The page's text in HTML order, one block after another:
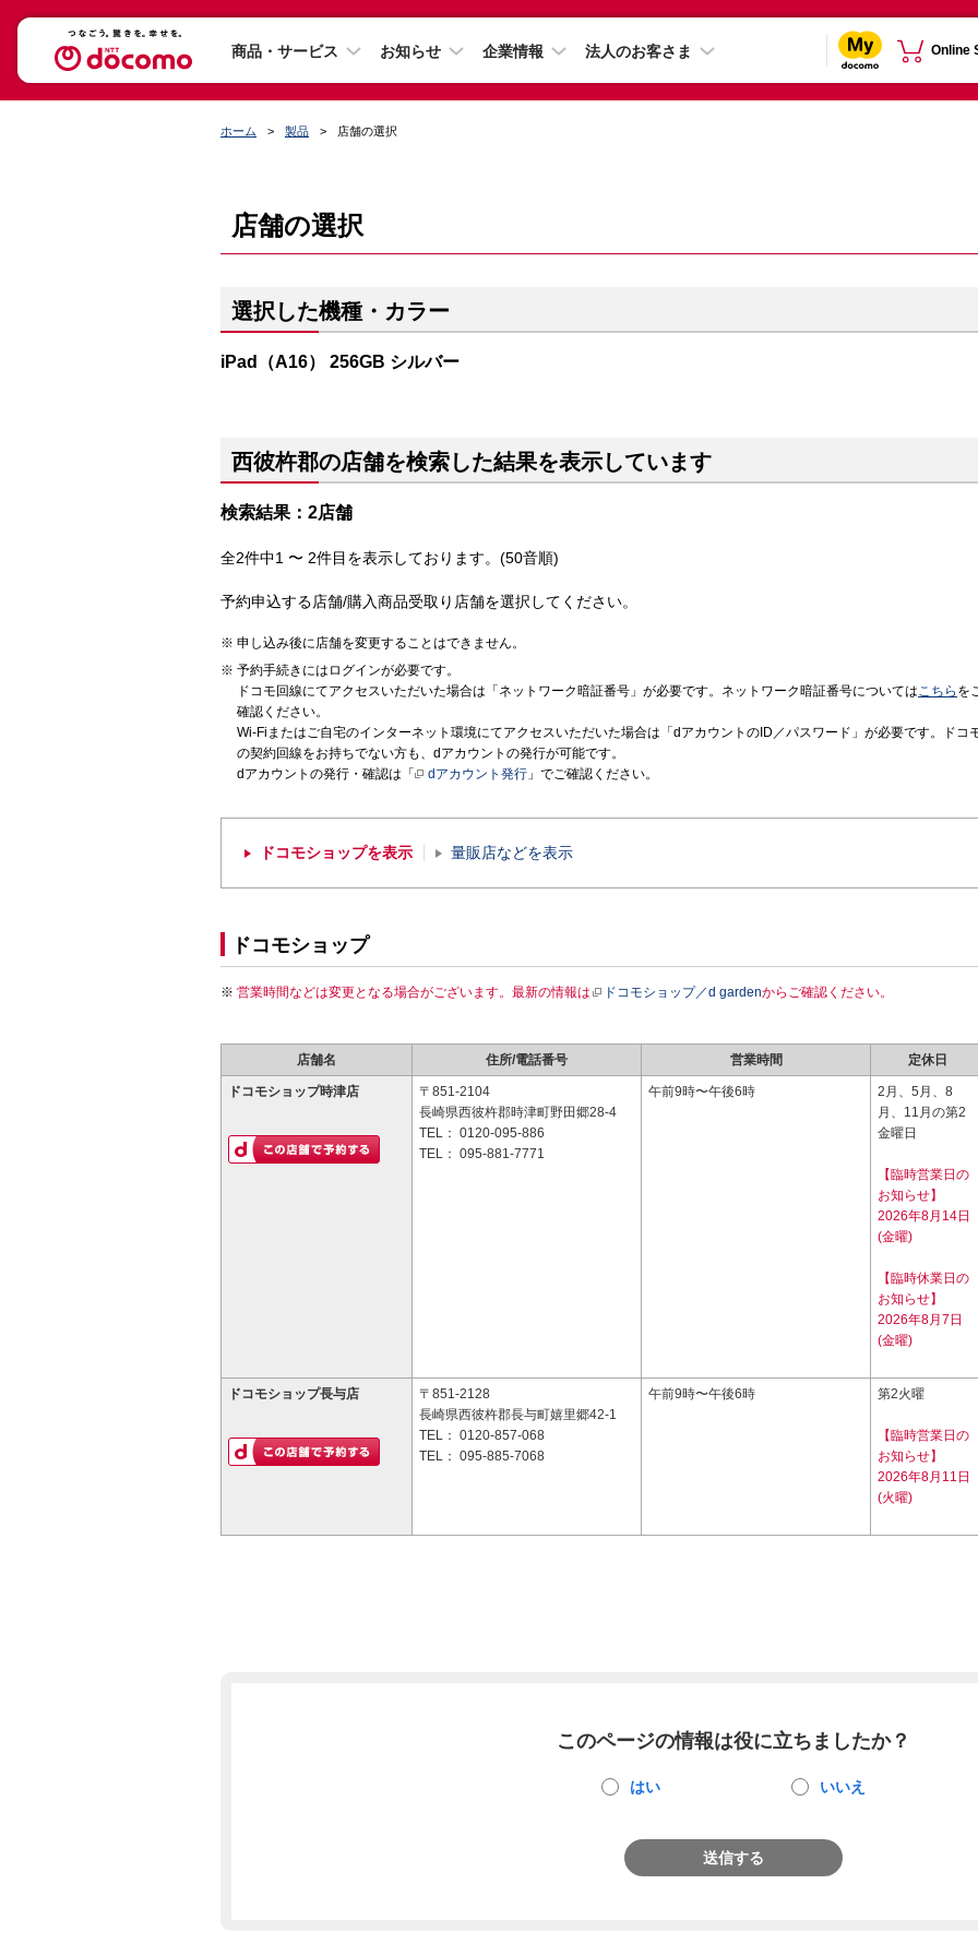
商品・サービス お知らせ 企業情報 法人のお客さま Online
ホーム 製品 店舗の選択
店舗の選択
選択した機種・カラー
iPad（A16） 256GB シルバー
西彼杵郡の店舗を検索した結果を表示しています
検索結果：2店舗
全2件中1 〜 2件目を表示しております。(50音順)
予約申込する店舗/購入商品受取り店舗を選択してください。
申し込み後に店舗を変更することはできません。
予約手続きにはログインが必要です。
ドコモ回線にてアクセスいただいた場合は「ネットワーク暗証番号」が必要です。ネットワーク暗証番号についてはこちら を
確認ください。
Wi-Fiまたはご自宅のインターネット環境にてアクセスいただいた場合は「dアカウントのID／パスワード」が必要です。ドコ
の契約回線をお持ちでない方も、dアカウントの発行が可能です。
dアカウントの発行・確認は「
dアカウント発行 」でご確認ください。
ドコモショップを表示 量販店などを表示
ドコモショップ
営業時間などは変更となる場合がございます。最新の情報は ドコモショップ／d gardenからご確認ください。
店舗名 住所/電話番号 営業時間 定休日
ドコモショップ時津店
〒851-2104
長崎県西彼杵郡時津町野田郷28-4
TEL： 0120-095-886
TEL： 095-881-7771
午前9時〜午後6時
2月、5月、8
月、11月の第2
金曜日
【臨時営業日の
お知らせ】
2026年8月14日
(金曜)
【臨時休業日の
お知らせ】
2026年8月7日
(金曜)
ドコモショップ長与店
〒851-2128
長崎県西彼杵郡長与町嬉里郷42-1
TEL： 0120-857-068
TEL： 095-885-7068
午前9時〜午後6時 第2火曜
【臨時営業日の
お知らせ】
2026年8月11日
(火曜)
このページの情報は役に立ちましたか？
はい いいえ
送信する